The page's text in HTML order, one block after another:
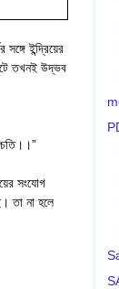
ইন্দ্রিয়ের
তখনই উদ্ভব
সংযোগ
তা না হলে